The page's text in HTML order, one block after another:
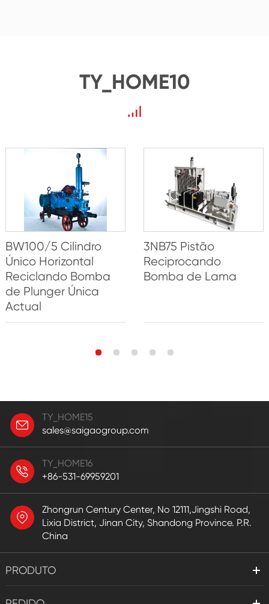
TY_HOME10
BW100/5 Cilindro
Único Horizontal
Reciclando Bomba
de Plunger Única
Actual
3NB75 Pistão
Reciprocando
Bomba de Lama
TY_HOME15
sales@saigaogroup.com
TY_HOME16
+86-531-69959201
Zhongrun Century Center, No 12111,Jingshi Road,
Lixia District, Jinan City, Shandong Province. P.R.
China
PRODUTO